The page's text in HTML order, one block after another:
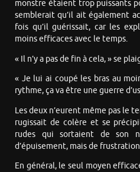
monstre étaient trop puissants
semblerait qu’il ait également
fois qu’il guérissait, car les
moins efficaces avec le temps.
« Il n’y a pas de fin à cela, » se
« Je lui ai coupé les bras au
rythme, ça va être une guerre
Les deux n’eurent même pas le
rugissait de colère et se
rudes qui sortaient de son
d’épuisement, mais de
En général, le seul moyen